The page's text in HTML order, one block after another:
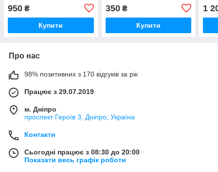
950 ₴
Купити
350₴
Купити
1
Про нас
98% позитивних з 170 відгуків за рік
Працює з 29.07.2019
м. Дніпро
проспект Героїв 3, Дніпро, Україна
Контакти
Сьогодні працює з 08:30 до 20:00
Показати весь графік роботи